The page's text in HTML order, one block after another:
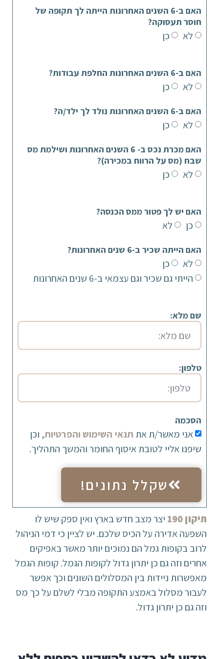
האם ב-6 השנים האחרונות הייתה לך תקופה של
חוסר תעסוקה?
לא כן
האם ב-6 השנים האחרונות החלפת עבודות?
לא כן
האם ב-6 השנים האחרונות נולד לך ילד/ה?
לא כן
האם מכרת נכס ב- 6 השנים האחרונות ושילמת מס
שבח (מס על הרווח במכירה)?
לא כן
האם יש לך פטור ממס הכנסה?
כן לא
האם הייתה שכיר ב-6 שנים האחרונות?
לא
כן
הייתי גם שכיר וגם עצמאי ב-6 שנים האחרונות
שם מלא:
טלפון:
הסכמה
אני מאשר/ת את תנאי השימוש והפרטיות, וכן
שיפנו אליי לטובת איסוף החומר והמשך התהליך.
שקלל נתונים!
תיקון 190
יצר מצב חדש בארץ ואין ספק שיש לו
השפעה אדירה על הכיס שלכם. יש לציין כי דמי הניהול
לרוב בקופות גמל הם נמוכים יותר מאשר באפיקים
אחרים וזה גם כן יתרון גדול לקופות הגמל. קופות הגמל
מאפשרות ניידות בין המסלולים השונים וכך אפשר
לעבור מסלול באמצע התקופה מבלי לשלם על כך מס
וזה גם כן יתרון גדול.